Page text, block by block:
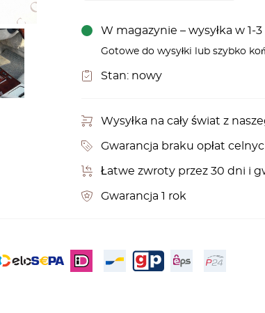
W magazynie – wysyłka w 1-
Gotowe do wysyłki lub szybko
Stan: nowy
Wysyłka na cały świat z
Gwarancja braku opłat
Łatwe zwroty przez 30 dni i
Gwarancja 1 rok